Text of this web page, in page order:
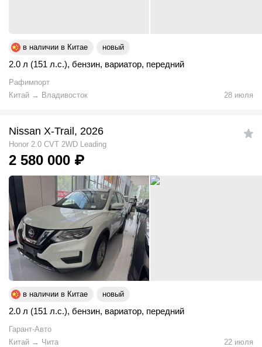
в наличии в Китае новый
2.0 л (151 л.с.), бензин, вариатор, передний
Рафимпорт
Китай → Владивосток 28 июля
Nissan X-Trail, 2026
Honor 2.0 CVT 2WD Leading
2 580 000 ₽
в наличии в Китае новый
2.0 л (151 л.с.), бензин, вариатор, передний
Гарант-Авто
Китай → Чита 22 июля